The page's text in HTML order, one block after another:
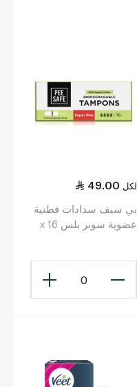
49.00 لكل
بي سيف سدادات قطنية
عضوية سوبر بلس x 16
0